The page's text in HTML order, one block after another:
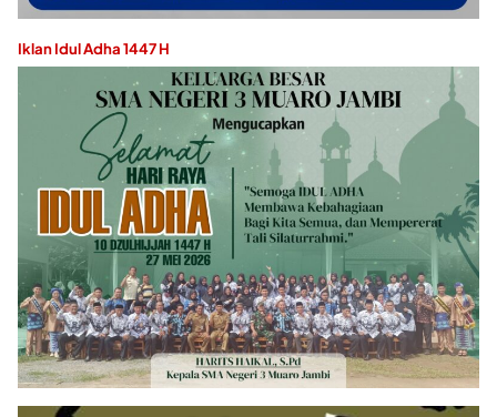
Iklan Idul Adha 1447 H